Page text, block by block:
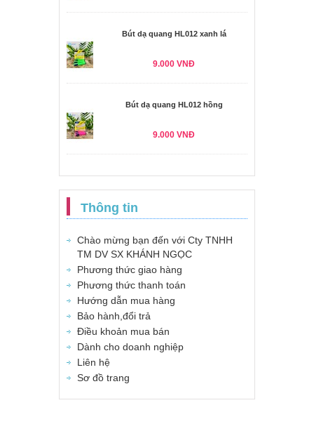
Bút dạ quang HL012 xanh lá
9.000 VNĐ
Bút dạ quang HL012 hồng
9.000 VNĐ
Thông tin
Chào mừng bạn đến với Cty TNHH
TM DV SX KHÁNH NGỌC
Phương thức giao hàng
Phương thức thanh toán
Hướng dẫn mua hàng
Bảo hành,đổi trả
Điều khoản mua bán
Dành cho doanh nghiệp
Liên hệ
Sơ đồ trang